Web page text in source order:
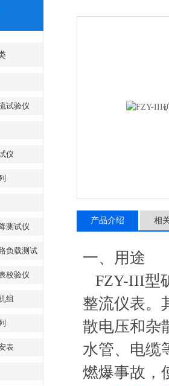
试验仪
仪
测试仪
负载测试
校验仪
组
表
产品介绍 相
一、用途
FZY-III型
整流仪表。
散电压和杂
水管、电缆
燃爆事故，